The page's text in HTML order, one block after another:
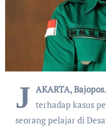
J AKARTA,
terhadap kasus
seorang pelajar di